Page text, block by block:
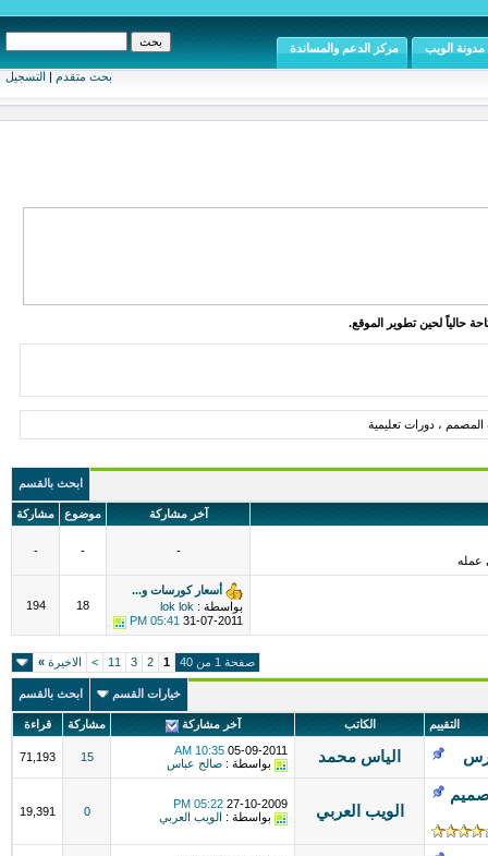
بحث متقدم | التسجيل
مدونة الويب مركز الدعم والمساندة
حالياً لحين تطوير الموقع.
، دورات تعليمية
ابحث بالقسم
آخر مشاركة موضوع مشاركة
عمله
-
-
-
أسعار كورسات و...
بواسطة : lok lok
31-07-2011
05:41 PM
18
194
صفحة 1 من 40 1
2
3
11
> الاخيرة »
خيارات القسم ابحث بالقسم
التقييم الكاتب آخر مشاركة مشاركة قراءة
الياس محمد 05-09-2011
10:35 AM
بواسطة : صالح عباس 15
71,193
الويب العربي
27-10-2009
05:22 PM
بواسطة :
الويب العربي 0
19,391